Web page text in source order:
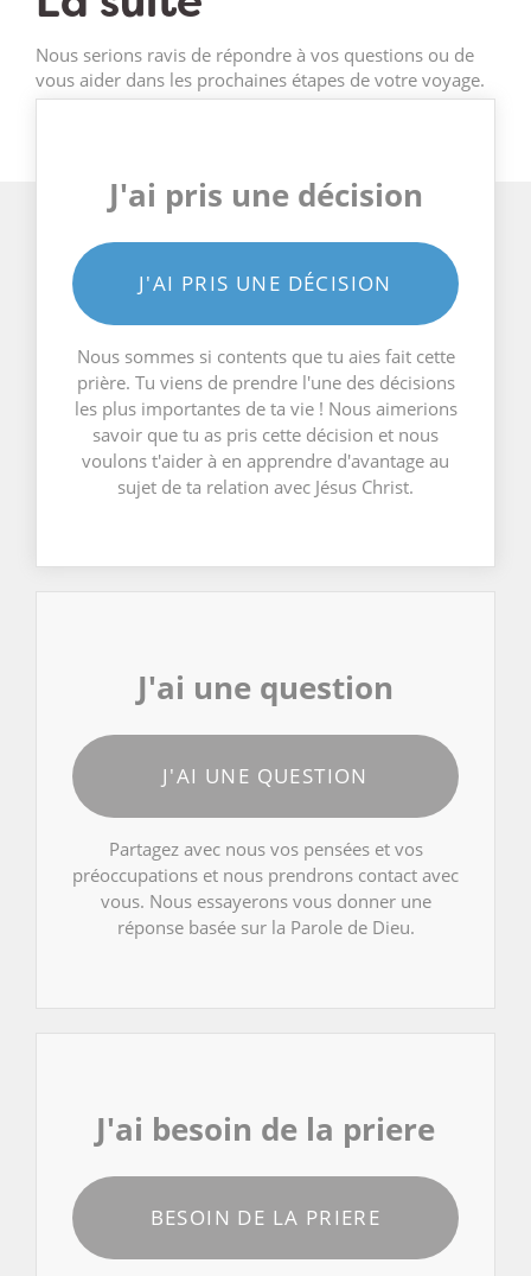
Nous serions ravis de répondre à vos questions ou de
vous aider dans les prochaines étapes de votre voyage.
J'ai pris une décision
J'AI PRIS UNE DÉCISION
Nous sommes si contents que tu aies fait cette
prière. Tu viens de prendre l'une des décisions
les plus importantes de ta vie ! Nous aimerions
savoir que tu as pris cette décision et nous
voulons t'aider à en apprendre d'avantage au
sujet de ta relation avec Jésus Christ.
J'ai une question
J'AI UNE QUESTION
Partagez avec nous vos pensées et vos
préoccupations et nous prendrons contact avec
vous. Nous essayerons vous donner une
réponse basée sur la Parole de Dieu.
J'ai besoin de la priere
BESOIN DE LA PRIERE